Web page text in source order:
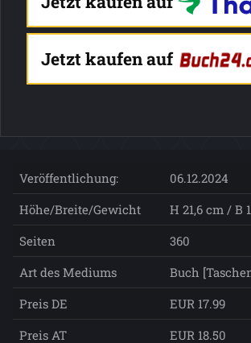
Jetzt kaufen auf
Veröffentlichung:
06.12.2024
Höhe/Breite/Gewicht
H 21,6 cm / B
Seiten
360
Art des Mediums
Buch
Preis DE
EUR 17.99
Preis AT
EUR 18.50